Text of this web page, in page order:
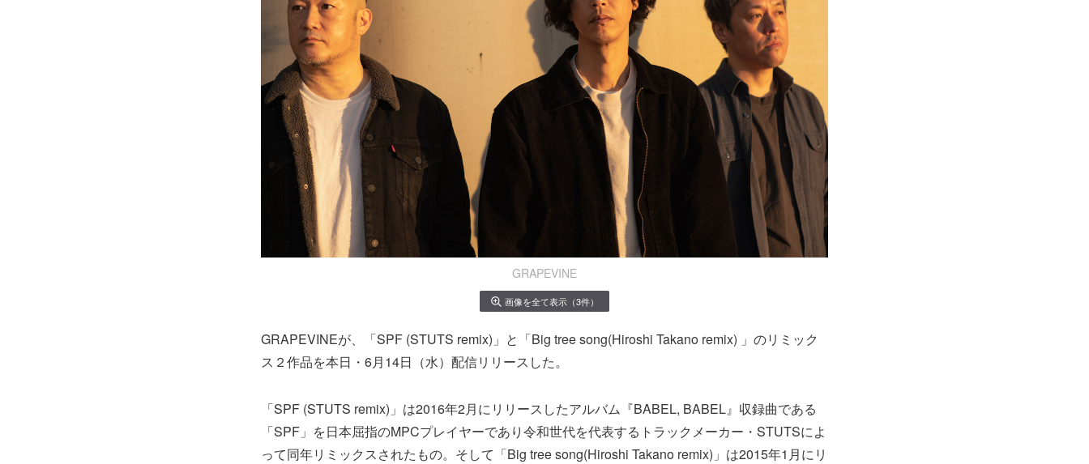
GRAPEVINE
画像を全て表示（3件）
GRAPEVINEが、「SPF (STUTS remix)」と「Big tree song(Hiroshi Takano remix) 」のリミック
ス２作品を本日・6月14日（水）配信リリースした。
「SPF (STUTS remix)」は2016年2月にリリースしたアルバム『BABEL, BABEL』収録曲である
「SPF」を日本屈指のMPCプレイヤーであり令和世代を代表するトラックメーカー・STUTSによ
って同年リミックスされたもの。そして「Big tree song(Hiroshi Takano remix)」は2015年1月にリ